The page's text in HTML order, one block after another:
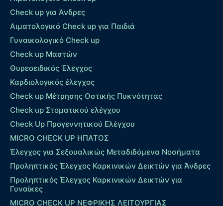
Check up για Άνδρες
Αιματολογικό Check up για Παιδιά
Γυναικολογικό Check up
Check up Μαστών
Θυρεοειδικός Έλεγχος
Καρδιολογικός έλεγχος
Check up Mέτρησης Οστικής Πυκνότητας
Check up Στοματικού ελέγχου
Check Up Προγεννητικού Ελέγχου
MICRO CHECK UP HΠΑΤΟΣ
Έλεγχος για Σεξουαλικώς Μεταδιδόμενα Νοσήματα
Προληπτικός Έλεγχος Καρκινικών Δεικτών για Άνδρες
Προληπτικός Έλεγχος Καρκινικών Δεικτών για
Γυναίκες
MICRO CHECK UP ΝΕΦΡΙΚΗΣ ΛΕΙΤΟΥΡΓΙΑΣ